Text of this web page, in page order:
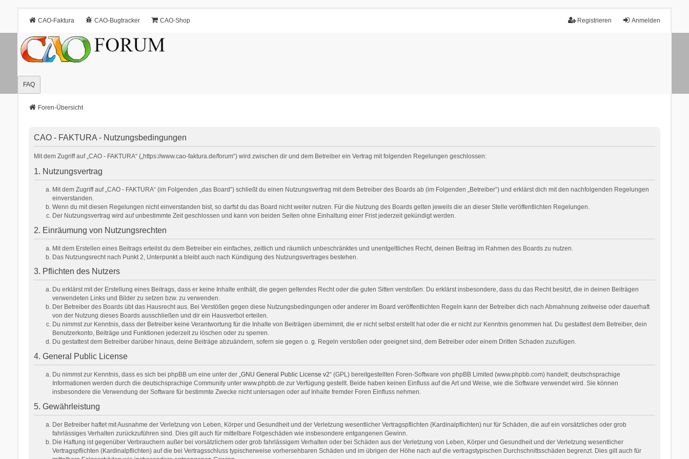
Anmelden
Registrieren
CAO-Faktura CAO-Bugtracker CAO-Shop
FAQ
Foren-Übersicht
CAO - FAKTURA - Nutzungsbedingungen
Mit dem Zugriff auf „CAO - FAKTURA“ („https://www.cao-faktura.de/forum“) wird zwischen dir und dem Betreiber ein Vertrag mit folgenden Regelungen geschlossen:
1. Nutzungsvertrag
Mit dem Zugriff auf „CAO - FAKTURA“ (im Folgenden „das Board“) schließt du einen Nutzungsvertrag mit dem Betreiber des Boards ab (im Folgenden „Betreiber“) und erklärst dich mit den nachfolgenden Regelungen
einverstanden.
Wenn du mit diesen Regelungen nicht einverstanden bist, so darfst du das Board nicht weiter nutzen. Für die Nutzung des Boards gelten jeweils die an dieser Stelle veröffentlichten Regelungen.
Der Nutzungsvertrag wird auf unbestimmte Zeit geschlossen und kann von beiden Seiten ohne Einhaltung einer Frist jederzeit gekündigt werden.
2. Einräumung von Nutzungsrechten
Mit dem Erstellen eines Beitrags erteilst du dem Betreiber ein einfaches, zeitlich und räumlich unbeschränktes und unentgeltliches Recht, deinen Beitrag im Rahmen des Boards zu nutzen.
Das Nutzungsrecht nach Punkt 2, Unterpunkt a bleibt auch nach Kündigung des Nutzungsvertrages bestehen.
3. Pflichten des Nutzers
Du erklärst mit der Erstellung eines Beitrags, dass er keine Inhalte enthält, die gegen geltendes Recht oder die guten Sitten verstoßen. Du erklärst insbesondere, dass du das Recht besitzt, die in deinen Beiträgen
verwendeten Links und Bilder zu setzen bzw. zu verwenden.
Der Betreiber des Boards übt das Hausrecht aus. Bei Verstößen gegen diese Nutzungsbedingungen oder anderer im Board veröffentlichten Regeln kann der Betreiber dich nach Abmahnung zeitweise oder dauerhaft
von der Nutzung dieses Boards ausschließen und dir ein Hausverbot erteilen.
Du nimmst zur Kenntnis, dass der Betreiber keine Verantwortung für die Inhalte von Beiträgen übernimmt, die er nicht selbst erstellt hat oder die er nicht zur Kenntnis genommen hat. Du gestattest dem Betreiber, dein
Benutzerkonto, Beiträge und Funktionen jederzeit zu löschen oder zu sperren.
Du gestattest dem Betreiber darüber hinaus, deine Beiträge abzuändern, sofern sie gegen o. g. Regeln verstoßen oder geeignet sind, dem Betreiber oder einem Dritten Schaden zuzufügen.
4. General Public License
Du nimmst zur Kenntnis, dass es sich bei phpBB um eine unter der „GNU General Public License v2“ (GPL) bereitgestellten Foren-Software von phpBB Limited (www.phpbb.com) handelt; deutschsprachige
Informationen werden durch die deutschsprachige Community unter www.phpbb.de zur Verfügung gestellt. Beide haben keinen Einfluss auf die Art und Weise, wie die Software verwendet wird. Sie können
insbesondere die Verwendung der Software für bestimmte Zwecke nicht untersagen oder auf Inhalte fremder Foren Einfluss nehmen.
5. Gewährleistung
Der Betreiber haftet mit Ausnahme der Verletzung von Leben, Körper und Gesundheit und der Verletzung wesentlicher Vertragspflichten (Kardinalpflichten) nur für Schäden, die auf ein vorsätzliches oder grob
fahrlässiges Verhalten zurückzuführen sind. Dies gilt auch für mittelbare Folgeschäden wie insbesondere entgangenen Gewinn.
Die Haftung ist gegenüber Verbrauchern außer bei vorsätzlichem oder grob fahrlässigem Verhalten oder bei Schäden aus der Verletzung von Leben, Körper und Gesundheit und der Verletzung wesentlicher
Vertragspflichten (Kardinalpflichten) auf die bei Vertragsschluss typischerweise vorhersehbaren Schäden und im übrigen der Höhe nach auf die vertragstypischen Durchschnittsschäden begrenzt. Dies gilt auch für